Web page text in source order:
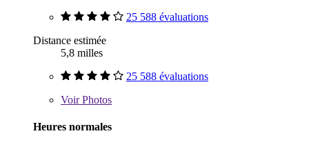
25 588 évaluations
Distance estimée
5,8 milles
25 588 évaluations
VoirPhotos
Heures normales